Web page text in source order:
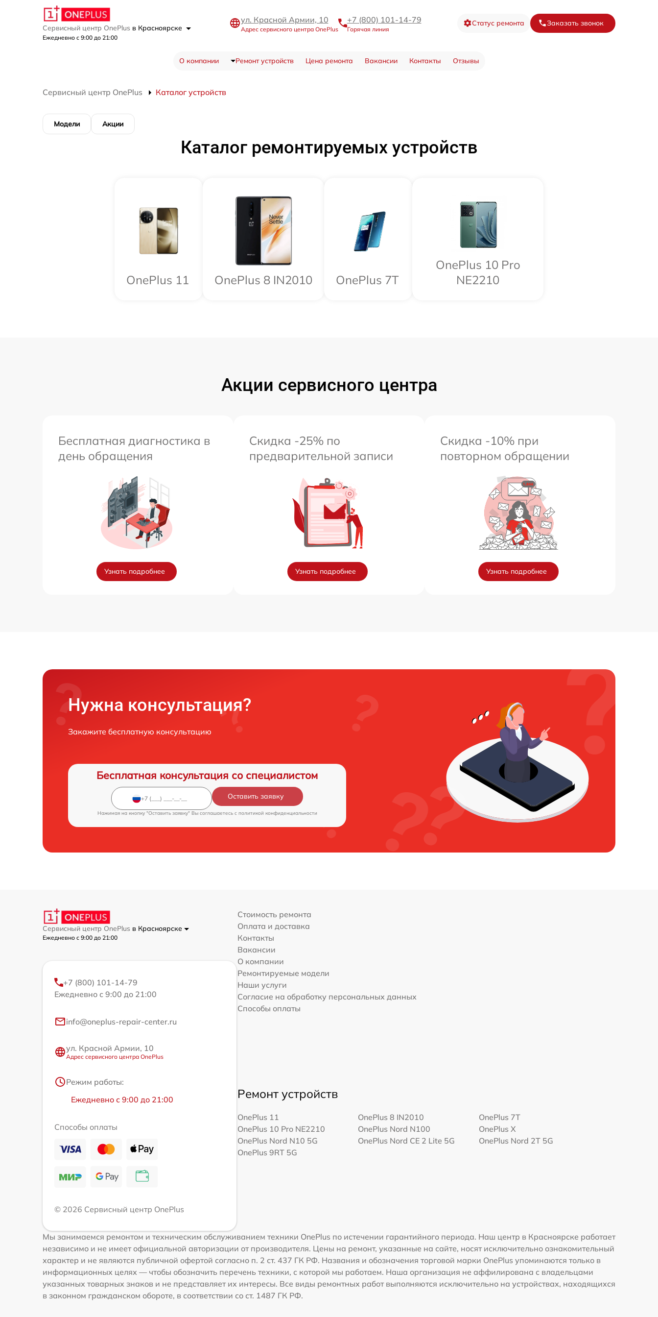
Сервисный центр OnePlus в Красноярске
Ежедневно с 9:00 до 21:00
ул. Красной Армии, 10
Адрес сервисного центра OnePlus
+7 (800) 101-14-79
Горячая линия
Статус ремонта Заказать звонок
О компании Ремонт устройств Цена ремонта Вакансии Контакты Отзывы
Сервисный центр OnePlus Каталог устройств
Модели Акции
Каталог ремонтируемых устройств
OnePlus 11 OnePlus 8 IN2010 OnePlus 7T
OnePlus 10 Pro
NE2210
Акции сервисного центра
Бесплатная диагностика в
день обращения
Узнать подробнее
Скидка -25% по
предварительной записи
Узнать подробнее
Скидка -10% при
повторном обращении
Узнать подробнее
Нужна консультация?
Закажите бесплатную консультацию
Бесплатная консультация со специалистом
Оставить заявку
Нажимая на кнопку "Оставить заявку" Вы соглашаетесь c политикой конфиденциальности
Сервисный центр OnePlus в Красноярске
Ежедневно с 9:00 до 21:00
+7 (800) 101-14-79
Ежедневно с 9:00 до 21:00
info@oneplus-repair-center.ru
ул. Красной Армии, 10
Адрес сервисного центра OnePlus
Режим работы:
Ежедневно с 9:00 до 21:00
Способы оплаты
© 2026 Сервисный центр OnePlus
Стоимость ремонта
Оплата и доставка
Контакты
Вакансии
О компании
Ремонтируемые модели
Наши услуги
Согласие на обработку персональных данных
Способы оплаты
Ремонт устройств
OnePlus 11 OnePlus 8 IN2010
OnePlus 7T
OnePlus 10 Pro NE2210
OnePlus Nord N100
OnePlus X
OnePlus Nord N10 5G
OnePlus Nord CE 2 Lite 5G
OnePlus Nord 2T 5G
OnePlus 9RT 5G
Мы занимаемся ремонтом и техническим обслуживанием техники OnePlus по истечении гарантийного периода. Наш центр в Красноярске работает
независимо и не имеет официальной авторизации от производителя. Цены на ремонт, указанные на сайте, носят исключительно ознакомительный
характер и не являются публичной офертой согласно п. 2 ст. 437 ГК РФ. Названия и обозначения торговой марки OnePlus упоминаются только в
информационных целях — чтобы обозначить перечень техники, с которой мы работаем. Наша организация не аффилирована с владельцами
указанных товарных знаков и не представляет их интересы. Все виды ремонтных работ выполняются исключительно на устройствах, находящихся
в законном гражданском обороте, в соответствии со ст. 1487 ГК РФ.